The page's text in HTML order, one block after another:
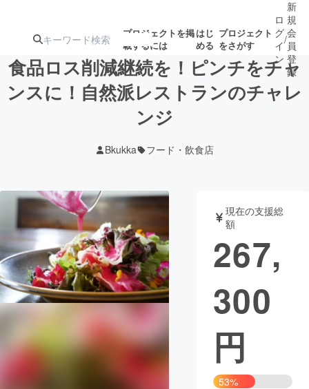
プロジェクトを掲
載するには
はじ
める
プロジェクト
をさがす
注目の新着プロ募集終了が近いプ
テクノロジー・ガジェット
映像・映画 書籍・雑誌
ビジネス・起業 チャレンジ
まちづくり・地域活性化
CAMPFIRE for Social Good
CAMPFIRE Creation
ロ
グ
イ
ン
/
新
規
会
員
登
録
食品ロス削減継続を！ピンチをチャ
ンスに！自然派レストランのチャレ
ンジ
Bkukka フード・飲食店
現在の支援総
額
267,
300
円
53%